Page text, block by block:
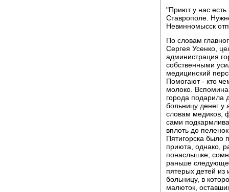
"Приют у нас
Ставрополе.
Невинномысск
По словам
Сергея Усенко,
администрация
собственными
медицинский
Помогают - кто
молоко.
города подарила
больницу денег у
словам медиков,
сами
вплоть до
Пятигорска было
приюта, однако,
понаслышке,
раньше
пятерых детей из
больницу, в
малюток,